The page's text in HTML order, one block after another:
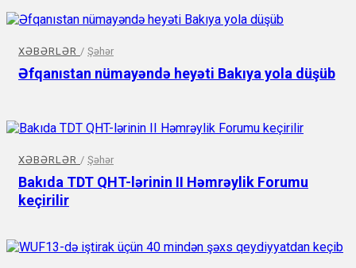
XƏBƏRLƏR / Şəhər
Əfqanıstan nümayəndə heyəti Bakıya yola düşüb
XƏBƏRLƏR / Şəhər
Bakıda TDT QHT-lərinin II Həmrəylik Forumu
keçirilir